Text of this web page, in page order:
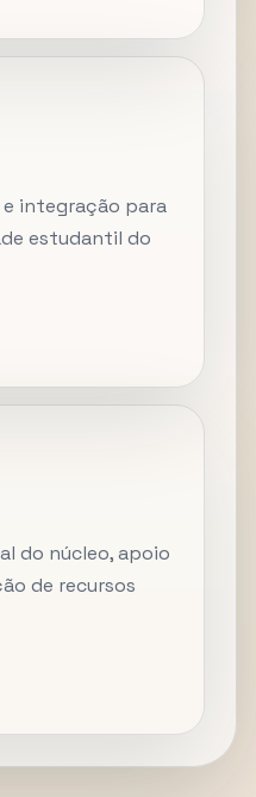
integração para
estudantil do
do núcleo, apoio
de recursos